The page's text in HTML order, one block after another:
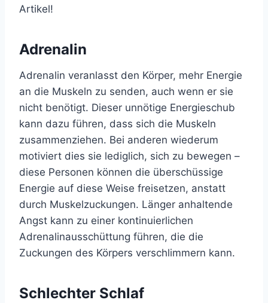
Artikel!
Adrenalin
Adrenalin veranlasst den Körper, mehr Energie
an die Muskeln zu senden, auch wenn er sie
nicht benötigt. Dieser unnötige Energieschub
kann dazu führen, dass sich die Muskeln
zusammenziehen. Bei anderen wiederum
motiviert dies sie lediglich, sich zu bewegen –
diese Personen können die überschüssige
Energie auf diese Weise freisetzen, anstatt
durch Muskelzuckungen. Länger anhaltende
Angst kann zu einer kontinuierlichen
Adrenalinausschüttung führen, die die
Zuckungen des Körpers verschlimmern kann.
Schlechter Schlaf